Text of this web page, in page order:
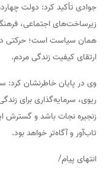
جوادی تأکید کرد: دولت
زیرساخت‌های اجتماعی،
همان سیاست است؛ حرکتی
ارتقای کیفیت زندگی مردم.
وی در پایان خاطرنشان کرد:
ریوی، سرمایه‌گذاری برای
زنجیره نجات باشد و گسترش
تاب‌آور و آگاه‌تر خواهد بود.
انتهای پیام/